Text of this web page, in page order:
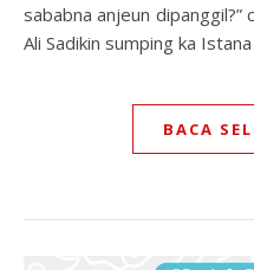
sababna anjeun
Ali Sadikin sumping ka
BACA